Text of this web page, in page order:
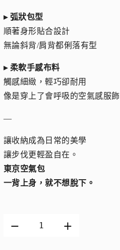
▸ 弧狀包型
順著身形貼合設計
無論斜背/肩背都俐落有型
▸ 柔軟手感布料
觸感細緻，輕巧卻耐用
像是穿上了會呼吸的空氣感服飾
—
讓收納成為日常的美學
讓步伐更輕盈自在。
東京空氣包
一背上身，就不想脫下。